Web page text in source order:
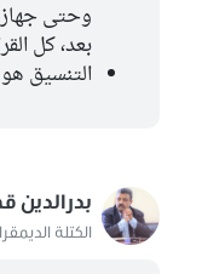
وحتى جهاز
بعد، كل
التنسيق
بدرالدين
الكتلة